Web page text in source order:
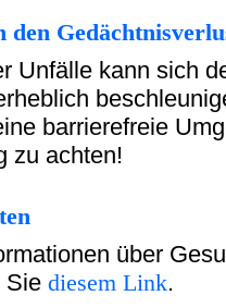
den
Unfälle kann sich
barrierefreie
zu achten!
über
Sie diesem Link.